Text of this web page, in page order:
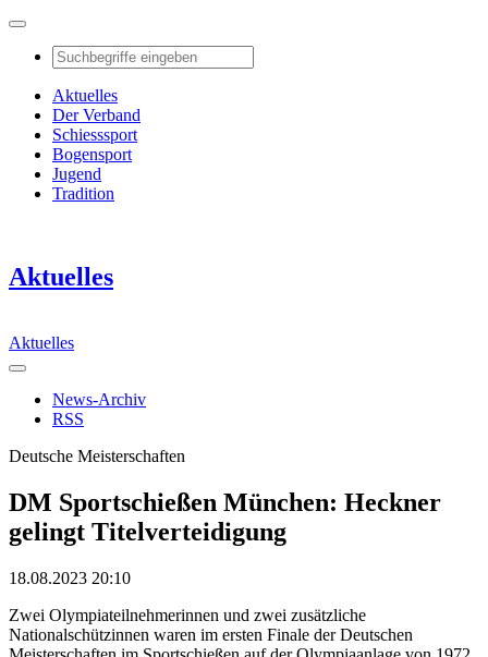
Aktuelles
Der Verband
Schiesssport
Bogensport
Jugend
Tradition
Aktuelles
Aktuelles
News-Archiv
RSS
Deutsche Meisterschaften
DM Sportschießen München: Heckner
gelingt Titelverteidigung
18.08.2023 20:10
Zwei Olympiateilnehmerinnen und zwei zusätzliche
Nationalschützinnen waren im ersten Finale der Deutschen